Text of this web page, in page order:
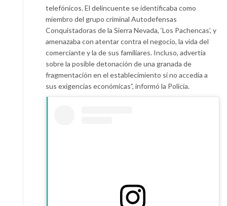
telefónicos. El delincuente se identificaba como
miembro del grupo criminal Autodefensas
Conquistadoras de la Sierra Nevada, ‘Los Pachencas’, y
amenazaba con atentar contra el negocio, la vida del
comerciante y la de sus familiares. Incluso, advertía
sobre la posible detonación de una granada de
fragmentación en el establecimiento si no accedía a
sus exigencias económicas”, informó la Policía.